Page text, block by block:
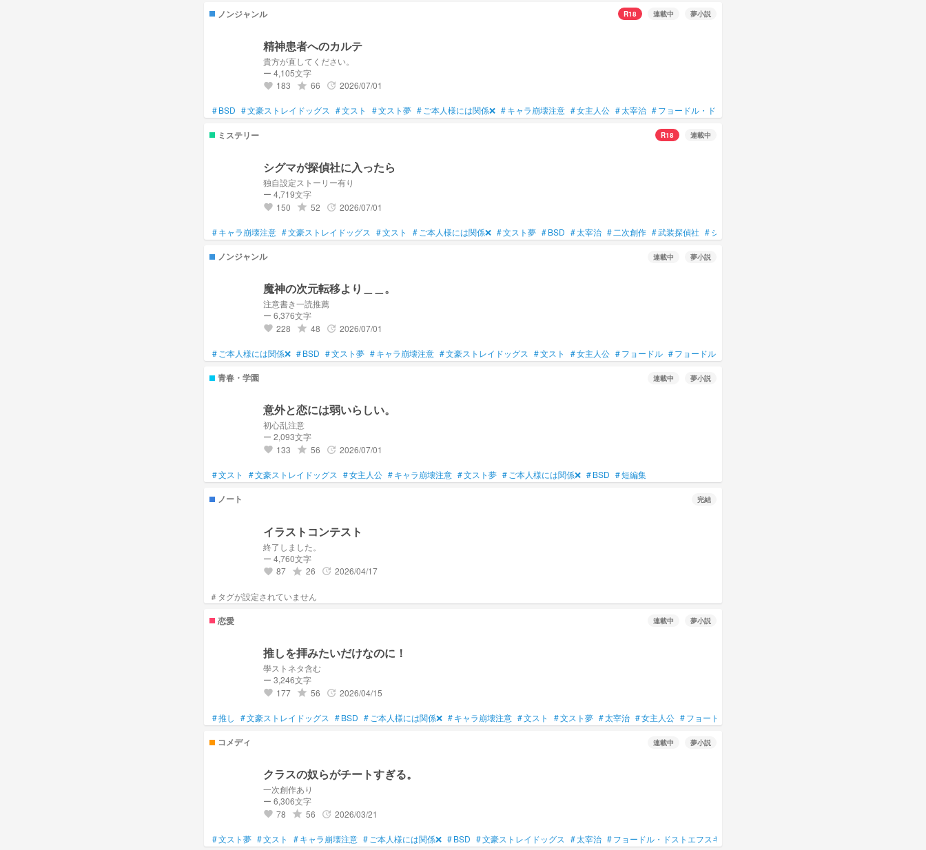
ノンジャンル R18 連載中 夢小説
精神患者へのカルテ
貴方が直してください。
ー 4,105文字
favorite 183 grade 66 update 2026/07/01
#BSD #文豪ストレイドッグス #文スト #文スト夢 #ご本人様には関係❌ #キャラ崩壊注意 #女主人公 #太宰治 #フョードル・ドストエフスキー
ミステリー R18 連載中
シグマが探偵社に入ったら
独自設定ストーリー有り
ー 4,719文字
favorite 150 grade 52 update 2026/07/01
#キャラ崩壊注意 #文豪ストレイドッグス #文スト # ご本人様には関係❌ #文スト夢 #BSD #太宰治 #二次創作 #武装探偵社 #シグマ
ノンジャンル 連載中 夢小説
魔神の次元転移より＿＿。
注意書き一読推薦
ー 6,376文字
favorite 228 grade 48 update 2026/07/01
# ご本人様には関係❌ #BSD #文スト夢 #キャラ崩壊注意 #文豪ストレイドッグス #文スト #女主人公 #フョードル #フョードル・ドストエフスキー
青春・学園 連載中 夢小説
意外と恋には弱いらしい。
初心乱注意
ー 2,093文字
favorite 133 grade 56 update 2026/07/01
#文スト #文豪ストレイドッグス #女主人公 #キャラ崩壊注意 #文スト夢 # ご本人様には関係❌ #BSD #短編集
ノート 完結
イラストコンテスト
終了しました。
ー 4,760文字
favorite 87 grade 26 update 2026/04/17
恋愛 連載中 夢小説
推しを拝みたいだけなのに！
學ストネタ含む
ー 3,246文字
favorite 177 grade 56 update 2026/04/15
#推し #文豪ストレイドッグス #BSD # ご本人様には関係❌ #キャラ崩壊注意 #文スト #文スト夢 #太宰治 #女主人公 #フョードル・ドストエフスキー
コメディ 連載中 夢小説
クラスの奴らがチートすぎる。
一次創作あり
ー 6,306文字
favorite 78 grade 56 update 2026/03/21
#文スト夢 #文スト #キャラ崩壊注意 # ご本人様には関係❌ #BSD #文豪ストレイドッグス #太宰治 #フョードル・ドストエフスキー